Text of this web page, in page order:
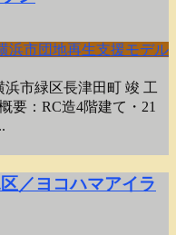
浜市団地再生支援モデル
市緑区長津田町 竣 工
要：RC造4階建て・21
／ヨコハマアイラ